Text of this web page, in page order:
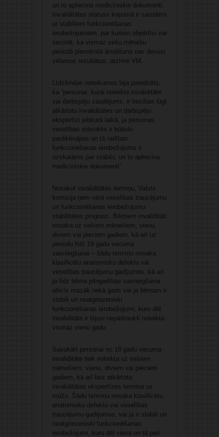
un to apliecina medicīniskie dokumenti.
Invaliditātes statuss kopumā ir saistāms
ar stabiliem funkcionēšanas
ierobežojumiem, par kuriem objektīvi var
secināt, ka vismaz sešu mēnešu
periodā piemērotā ārstēšana nav devusi
vēlamos rezultātus, atzīmē VM.
Līdzšinējie noteikumos bija paredzēts,
ka “personai, kurai noteikta invaliditāte
vai darbspēju zaudējums, ir tiesības lūgt
atkārtotu invaliditātes un darbspēju
ekspertīzi jebkurā laikā, ja personas
veselības stāvoklis ir būtiski
pasliktinājies un tā radītais
funkcionēšanas ierobežojums ir
uzskatāms par stabilu, un to apliecina
medicīniskie dokumenti”.
Nosakot invaliditātes termiņu, Valsts
komisija ņem vērā veselības traucējumu
un funkcionēšanas ierobežojumu
stabilitātes prognozi. Bērniem invaliditāti
nosaka uz sešiem mēnešiem, vienu,
diviem vai pieciem gadiem, kā arī uz
periodu līdz 18 gadu vecuma
sasniegšanai – šādu termiņu nosaka
klasificētu anatomisku defektu vai
veselības traucējumu gadījumos, kā arī
ja līdz bērna pilngadības sasniegšanai
atlicis mazāk nekā gads vai ja bērnam ir
stabili un neatgriezeniski
funkcionēšanas ierobežojumi, kuru dēļ
invaliditāte ir bijusi nepārtraukti noteikta
vismaz vienu gadu.
Savukārt personai no 18 gadu vecuma
invaliditāte tiek noteikta uz sešiem
mēnešiem, vienu, diviem vai pieciem
gadiem, kā arī bez atkārtota
invaliditātes ekspertīzes termiņa uz
mūžu. Šādu termiņu nosaka klasificētu
anatomisku defektu vai veselības
traucējumu gadījumos, vai ja ir stabili un
neatgriezeniski funkcionēšanas
ierobežojumi, kuru dēļ viena un tā pati